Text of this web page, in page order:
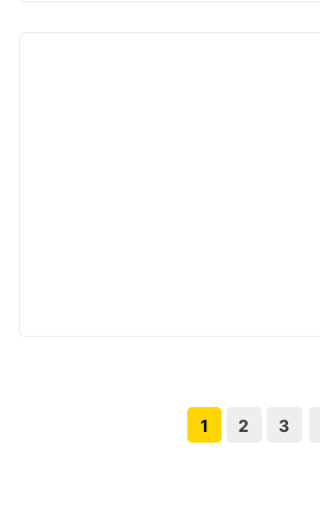
Vorige pagina knop
1 2 3